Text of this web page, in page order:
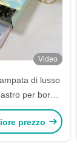
Video
di lusso
per borsa
il tuo logo
prezzo